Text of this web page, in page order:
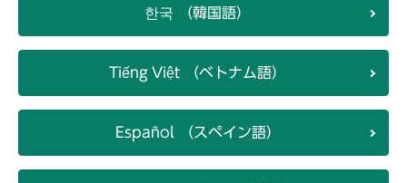
한국 （韓国語）
Tiếng Việt （ベトナム語）
Español （スペイン語）